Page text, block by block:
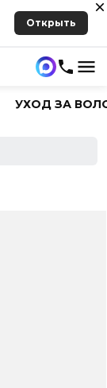
Открыть
УХОД ЗА